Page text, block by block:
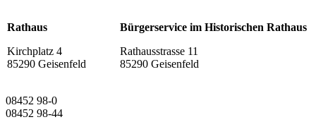
Rathaus
Kirchplatz 4
85290 Geisenfeld
Bürgerservice im Historischen Rathaus
Rathausstrasse 11
85290 Geisenfeld
08452 98-0
08452 98-44